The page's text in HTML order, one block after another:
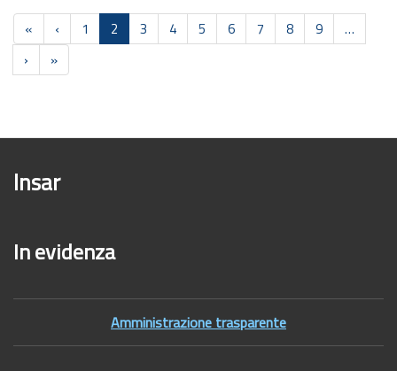
Paginazione
Prima
pagina
«
Pagina
precedente
‹ Pagina
1
Pagina
attuale
2 Pagina
3 Pagina
4 Pagina
5 Pagina
6 Pagina
7 Pagina
8 Pagina
9
…
Pagina
successiva
›
Ultima
pagina
»
Insar
In evidenza
Amministrazione trasparente